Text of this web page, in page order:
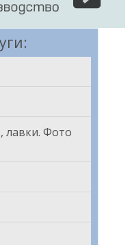
лавки. Фото